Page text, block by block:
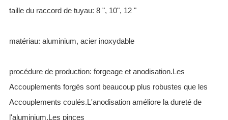
taille du raccord de tuyau: 8 ", 10", 12 "
matériau: aluminium, acier inoxydable
procédure de production: forgeage et anodisation.Les
Accouplements forgés sont beaucoup plus robustes que les
Accouplements coulés.L'anodisation améliore la dureté de
l'aluminium.Les pinces